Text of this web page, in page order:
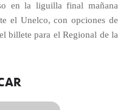
en la liguilla final mañana
el Unelco, con opciones de
billete para el Regional de la